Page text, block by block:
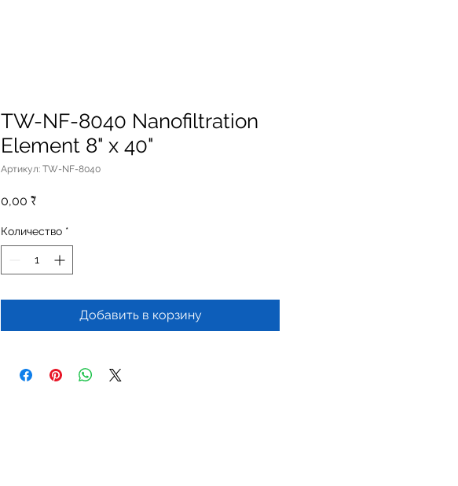
TW-NF-8040 Nanofiltration
Element 8" x 40"
Артикул: TW-NF-8040
0,00 ₹
Количество *
Добавить в корзину